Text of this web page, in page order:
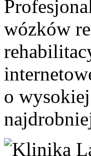
wózków
o